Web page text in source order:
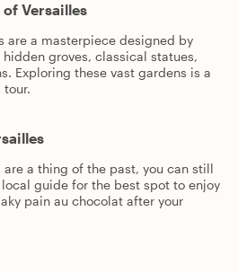
Versailles
are a masterpiece designed by
hidden groves, classical statues,
Exploring these vast gardens is a
tour.
a thing of the past, you can still
guide for the best spot to enjoy
pain au chocolat after your